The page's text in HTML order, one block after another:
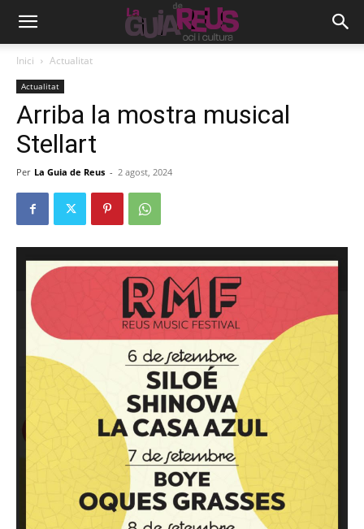
Inici Actualitat
Actualitat
Arriba la mostra musical
Stellart
Per La Guia de Reus - 2 agost, 2024